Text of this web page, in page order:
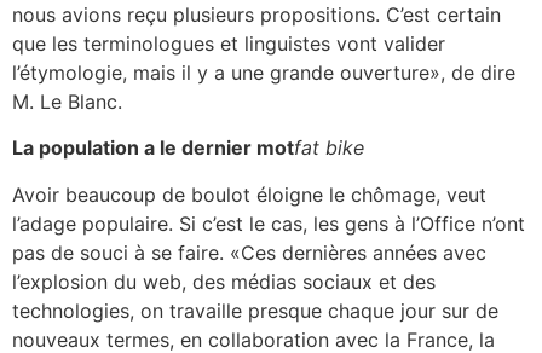
nous avions reçu plusieurs propositions. C’est certain
que les terminologues et linguistes vont valider
l’étymologie, mais il y a une grande ouverture», de dire
M. Le Blanc.
La population a le dernier motfat bike
Avoir beaucoup de boulot éloigne le chômage, veut
l’adage populaire. Si c’est le cas, les gens à l’Office n’ont
pas de souci à se faire. «Ces dernières années avec
l’explosion du web, des médias sociaux et des
technologies, on travaille presque chaque jour sur de
nouveaux termes, en collaboration avec la France, la